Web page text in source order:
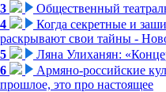
3
Общественный
4
Когда секретные и
раскрывают свои тайны -
5
Ляна Улиханян:
6
Армяно-российские
прошлое, это про настоящее